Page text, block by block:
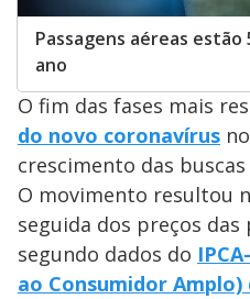
Passagens aéreas estão
ano
O fim das fases mais
do novo coronavírus
crescimento das
O movimento resultou
seguida dos preços das
segundo dados do
ao Consumidor